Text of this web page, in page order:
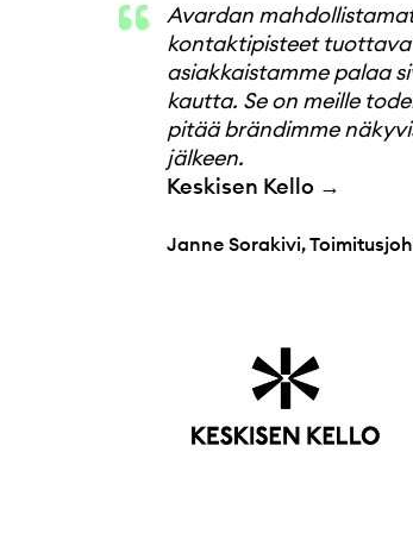
Avardan
kontaktipisteet
asiakkaistamme palaa
kautta. Se on meille
pitää brändimme
jälkeen.
Keskisen Kello →
Janne Sorakivi,